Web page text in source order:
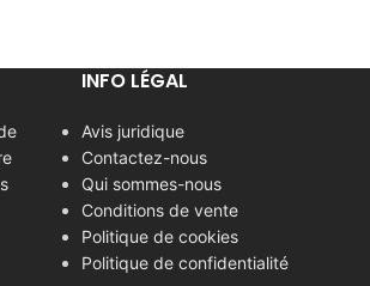
INFO LÉGAL
Avis juridique
Contactez-nous
Qui sommes-nous
Conditions de vente
Politique de cookies
Politique de confidentialité